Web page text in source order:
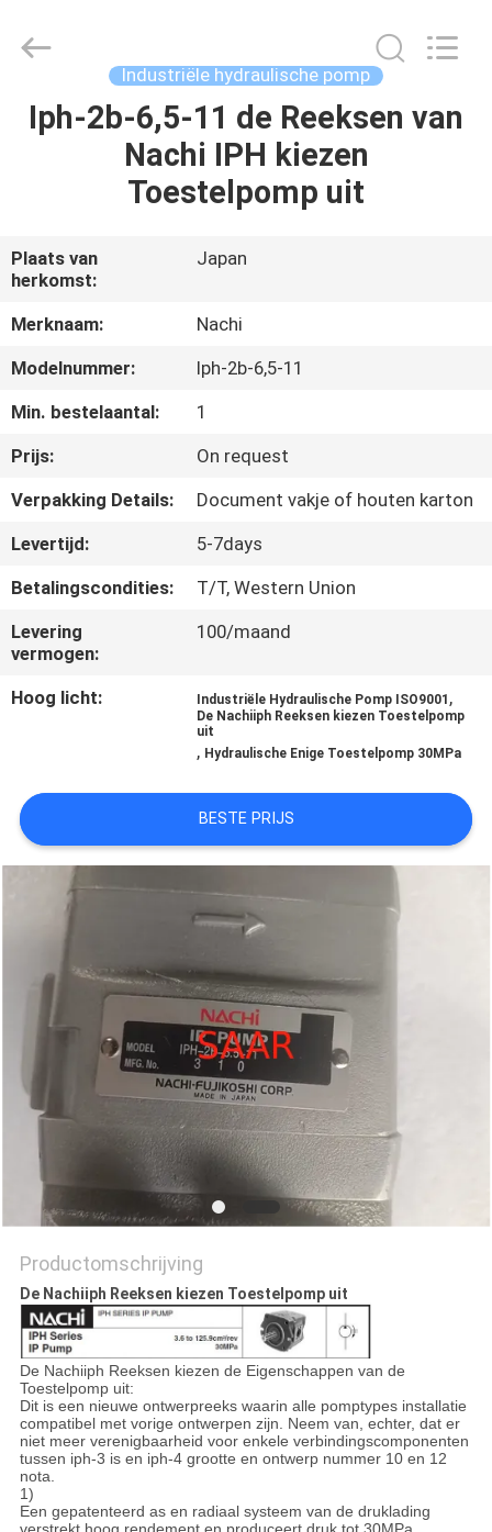
HUIS
PRODUCTEN
ONGEVEER
ONS
FABRIEKSREIS
CONTACTEER
ONS
OM EEN
CITAAT
PRIVACY
POLICY
Electronic
Limited.
Industriële hydraulische pomp
Iph-2b-6,5-11 de Reeksen van
Nachi IPH kiezen
Toestelpomp uit
Plaats van
herkomst:
Japan
Merknaam:
Nachi
Modelnummer:
Iph-2b-6,5-11
Min. bestelaantal:
1
Prijs:
On request
Verpakking Details:
Document vakje of houten karton
Levertijd:
5-7days
Betalingscondities:
T/T, Western Union
Levering
vermogen:
100/maand
Hoog licht: Industriële Hydraulische Pomp ISO9001 ,
De Nachiiph Reeksen kiezen Toestelpomp
uit
, Hydraulische Enige Toestelpomp 30MPa
BESTE PRIJS
Productomschrijving
De Nachiiph Reeksen kiezen Toestelpomp uit
De Nachiiph Reeksen kiezen de Eigenschappen van de
Toestelpomp uit:
Dit is een nieuwe ontwerpreeks waarin alle pomptypes installatie
compatibel met vorige ontwerpen zijn. Neem van, echter, dat er
niet meer verenigbaarheid voor enkele verbindingscomponenten
tussen iph-3 is en iph-4 grootte en ontwerp nummer 10 en 12
nota.
1)
Een gepatenteerd as en radiaal systeem van de druklading
verstrekt hoog rendement en produceert druk tot 30MPa